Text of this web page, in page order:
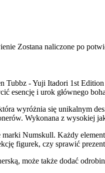
Zostana naliczone po
Tubbz - Yuji Itadori 1st
esencję i urok głównego
wyróżnia się unikalnym
Wykonana z wysokiej
Numskull. Każdy
figurek, czy sprawić
może także dodać